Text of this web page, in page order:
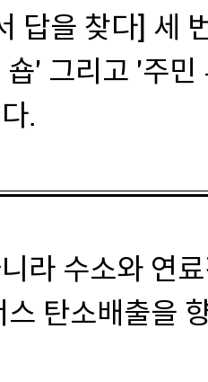
답을 찾다] 세
' 그리고 '주민
.
라 수소와 연
탄소배출을